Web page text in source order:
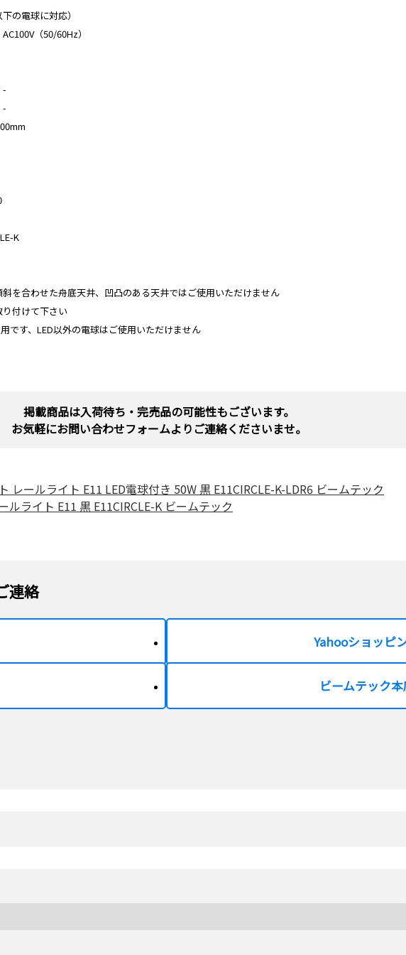
の電球に対応）
（50/60Hz）
-
-
K
を合わせた舟底天井、凹凸のある天井ではご使用いただけません
付けて下さい
です、LED以外の電球はご使用いただけません
掲載商品は入荷待ち・完売品の可能性もございます。
お気軽にお問い合わせフォームよりご連絡くださいませ。
ールライト E11 LED電球付き 50W 黒 E11CIRCLE-K-LDR6 ビームテック
ライト E11 黒 E11CIRCLE-K ビームテック
連絡
Yahooショッピ
ビームテック